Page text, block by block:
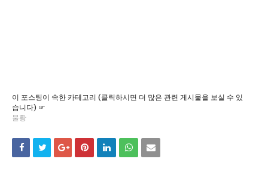
이 포스팅이 속한 카테고리 (클릭하시면 더 많은 관련 게시물을 보실 수 있
습니다) ☞
불황